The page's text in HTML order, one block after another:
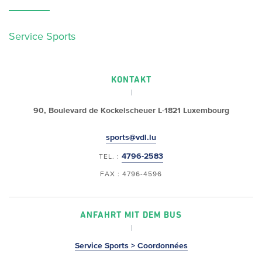
Service Sports
KONTAKT
90, Boulevard de Kockelscheuer L-1821 Luxembourg
sports@vdl.lu
TEL. : 4796-2583
FAX : 4796-4596
ANFAHRT MIT DEM BUS
Service Sports > Coordonnées